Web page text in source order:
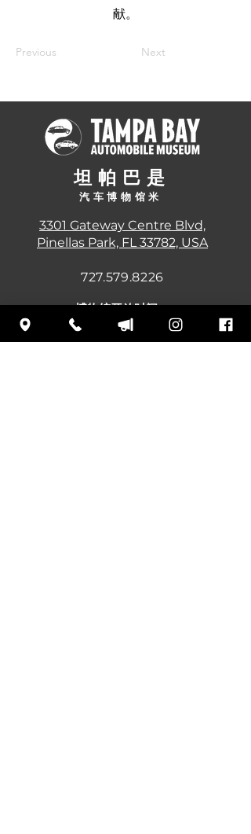
献。
Previous Next
坦帕巴 是
汽车博物馆米
3301 Gateway Centre Blvd,
Pinellas Park, FL 33782, USA
727.579.8226
博物馆开放时间：
《周易》：商务 10 点 zhì 下五 4:30 舟
儿：管笔 xīngqísān: 商午 10 diǎn zhì